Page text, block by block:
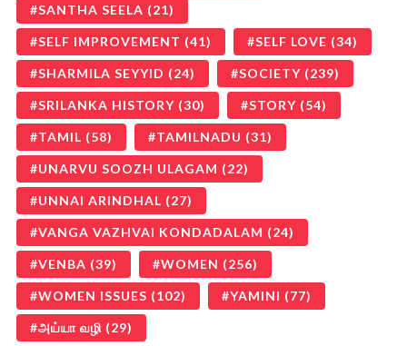
SANTHA SEELA (21)
SELF IMPROVEMENT (41) SELF LOVE (34)
SHARMILA SEYYID (24) SOCIETY (239)
SRILANKA HISTORY (30) STORY (54)
TAMIL (58) TAMILNADU (31)
UNARVU SOOZH ULAGAM (22)
UNNAI ARINDHAL (27)
VANGA VAZHVAI KONDADALAM (24)
VENBA (39) WOMEN (256)
WOMEN ISSUES (102) YAMINI (77)
அய்யா வழி (29)